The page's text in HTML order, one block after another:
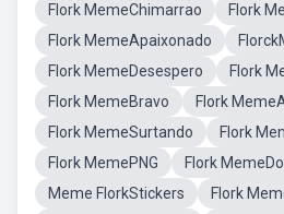
Flork MemeChimarrao
Flork
Flork MemeApaixonado
Flork MemeDesespero
Flork
Flork MemeBravo
Flork
Flork MemeSurtando
Flork
Flork MemePNG
Flork
Meme FlorkStickers
Flork